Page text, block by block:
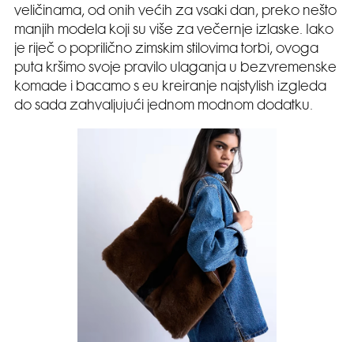
veličinama, od onih većih za vsaki dan, preko nešto
manjih modela koji su više za večernje izlaske. Iako
je riječ o poprilično zimskim stilovima torbi, ovoga
puta kršimo svoje pravilo ulaganja u bezvremenske
komade i bacamo s eu kreiranje najstylish izgleda
do sada zahvaljujući jednom modnom dodatku.